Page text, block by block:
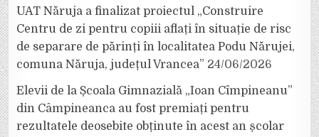
UAT Năruja a finalizat proiectul „Construire
Centru de zi pentru copiii aflați în situație de risc
de separare de părinți în localitatea Podu Nărujei,
comuna Năruja, județul Vrancea” 24/06/2026
Elevii de la Școala Gimnazială „Ioan Cîmpineanu”
din Câmpineanca au fost premiați pentru
rezultatele deosebite obținute în acest an școlar